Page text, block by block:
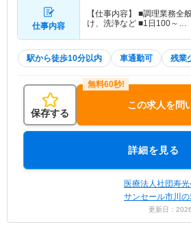
仕事内容
【仕事内容】 ■調理業務全
け、洗浄など ■1日100～…
駅から徒歩10分以内 車通勤可 残業
保存する
この求人を問
詳細を見る
医療法人社団寿
サンセール市川
更新日：